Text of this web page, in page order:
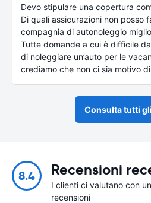
Devo stipulare una copertura
Di quali assicurazioni non posso
compagnia di autonoleggio
Tutte domande a cui è difficile
di noleggiare un’auto per le
crediamo che non ci sia motivo
Consulta tutti
8.4 Recensioni
I clienti ci valutano con
recensioni